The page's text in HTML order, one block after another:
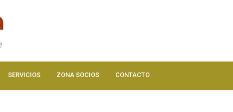
SERVICIOS ZONA SOCIOS CONTACTO